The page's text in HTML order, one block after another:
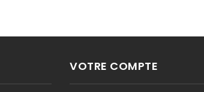
VOTRE COMPTE